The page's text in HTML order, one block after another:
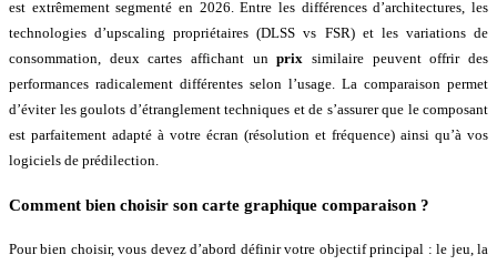
est extrêmement segmenté en 2026. Entre les différences d’architectures, les
technologies d’upscaling propriétaires (DLSS vs FSR) et les variations de
consommation, deux cartes affichant unprix similaire peuvent offrir des
performances radicalement différentes selon l’usage. La comparaison permet
d’éviter les goulots d’étranglement techniques et de s’assurer que le composant
est parfaitement adapté à votre écran (résolution et fréquence) ainsi qu’à vos
logiciels de prédilection.
Comment bien choisir son carte graphique comparaison ?
Pour bien choisir, vous devez d’abord définir votre objectif principal : le jeu, la